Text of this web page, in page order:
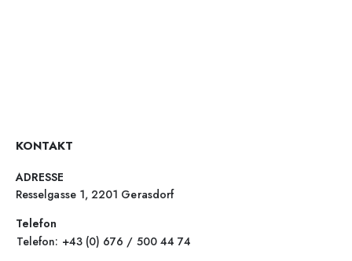
KONTAKT
ADRESSE
Resselgasse 1, 2201 Gerasdorf
Telefon
Telefon: +43 (0) 676 / 500 44 74